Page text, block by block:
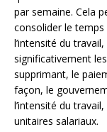
par semaine. Cela
consolider le temps
l’intensité du
significativement
supprimant, le
façon, le
l’intensité du
unitaires salariaux.